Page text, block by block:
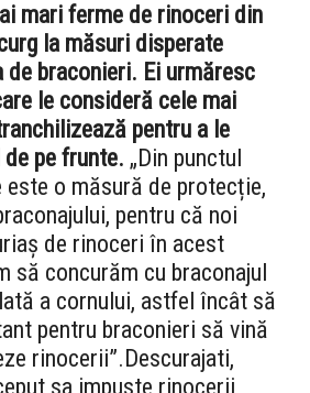
mari ferme de rinoceri din
la măsuri disperate
de braconieri. Ei urmăresc
le consideră cele mai
pentru a le
pe frunte. „Din punctul
este o măsură de protecție,
pentru că noi
de rinoceri în acest
să concurăm cu braconajul
a cornului, astfel încât să
pentru braconieri să vină
rinocerii”.Descurajati,
sa impuste rinocerii